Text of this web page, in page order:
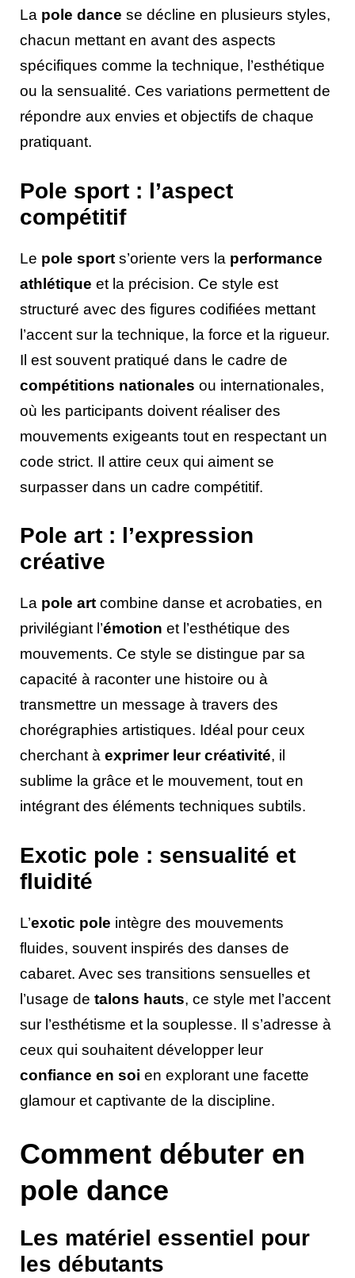
La pole dance se décline en plusieurs styles,
chacun mettant en avant des aspects
spécifiques comme la technique, l’esthétique
ou la sensualité. Ces variations permettent de
répondre aux envies et objectifs de chaque
pratiquant.
Pole sport : l’aspect
compétitif
Le pole sport s’oriente vers la performance
athlétique et la précision. Ce style est
structuré avec des figures codifiées mettant
l’accent sur la technique, la force et la rigueur.
Il est souvent pratiqué dans le cadre de
compétitions nationales ou internationales,
où les participants doivent réaliser des
mouvements exigeants tout en respectant un
code strict. Il attire ceux qui aiment se
surpasser dans un cadre compétitif.
Pole art : l’expression
créative
La pole art combine danse et acrobaties, en
privilégiant l’émotion et l’esthétique des
mouvements. Ce style se distingue par sa
capacité à raconter une histoire ou à
transmettre un message à travers des
chorégraphies artistiques. Idéal pour ceux
cherchant à exprimer leur créativité, il
sublime la grâce et le mouvement, tout en
intégrant des éléments techniques subtils.
Exotic pole : sensualité et
fluidité
L’exotic pole intègre des mouvements
fluides, souvent inspirés des danses de
cabaret. Avec ses transitions sensuelles et
l’usage de talons hauts, ce style met l’accent
sur l’esthétisme et la souplesse. Il s’adresse à
ceux qui souhaitent développer leur
confiance en soi en explorant une facette
glamour et captivante de la discipline.
Comment débuter en
pole dance
Les matériel essentiel pour
les débutants